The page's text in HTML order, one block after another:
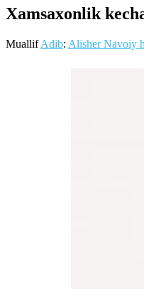
Xamsaxonlik
MuallifAdib: Alisher Navoiy